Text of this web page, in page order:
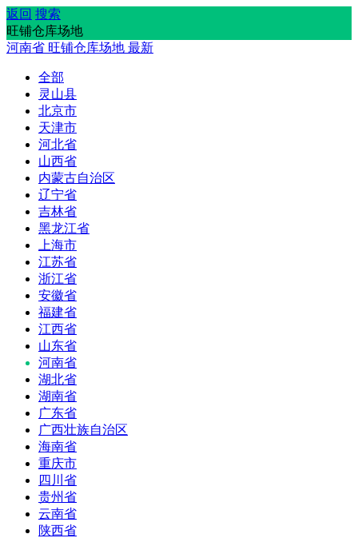
返回 搜索
旺铺仓库场地
河南省 旺铺仓库场地 最新
全部
灵山县
北京市
天津市
河北省
山西省
内蒙古自治区
辽宁省
吉林省
黑龙江省
上海市
江苏省
浙江省
安徽省
福建省
江西省
山东省
河南省
湖北省
湖南省
广东省
广西壮族自治区
海南省
重庆市
四川省
贵州省
云南省
陕西省